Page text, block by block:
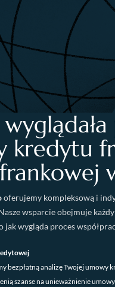
kredytu
oferujemy kompleksową i
wsparcie obejmuje
jak wygląda proces
bezpłatną analizę Twojej
szanse na unieważnienie